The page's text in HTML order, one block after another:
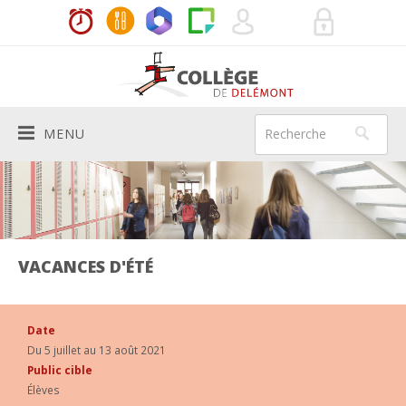
MENU
Le Collège
PRÉSENTATION
HISTORIQUE
BÂTIMENTS
200E
Vie de l'école
ACTUALITÉS
LES ENSEIGNANTS
SYSTÈME SCOLAIRE
Aide aux élèves
MÉDIATRICES
DEVOIRS À DOMICILE
Services
DIRECTION
SECRÉTARIAT
Infos pratiques
RÈGLEMENTS ET CODE DE VIE
Agenda
VACANCES D'ÉTÉ
Date
Du 5 juillet au 13 août 2021
Public cible
Élèves